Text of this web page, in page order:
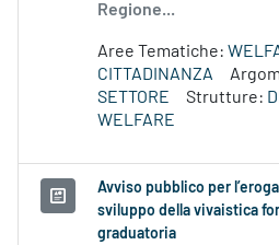
Regione...
Aree Tematiche:
CITTADINANZA
SETTORE
Strutture:
WELFARE
Avviso pubblico per
sviluppo della vivaistica
graduatoria